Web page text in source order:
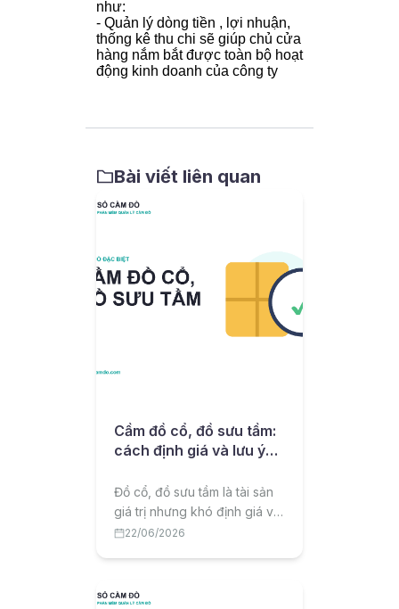
như:
- Quản lý dòng tiền , lợi nhuận,
thống kê thu chi sẽ giúp chủ cửa
hàng nắm bắt được toàn bộ hoạt
động kinh doanh của công ty
Bài viết liên quan
Cầm đồ cổ, đồ sưu tầm:
cách định giá và lưu ý
Đồ cổ, đồ sưu tầm là tài sản
giá trị nhưng khó định giá và
tiềm ẩn rủi ro thật giả. Bài viết
đồ cổ, đồ sưu tầm.
22/06/2026